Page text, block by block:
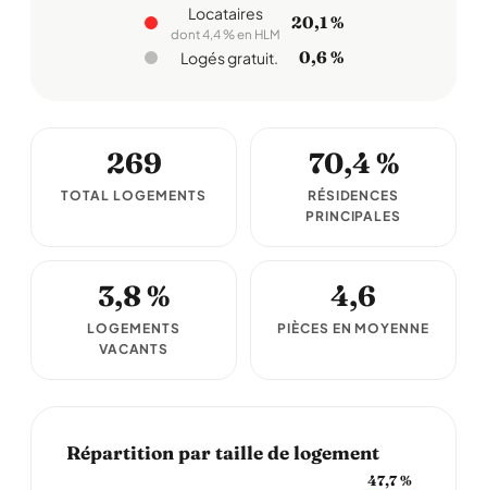
Locataires
dont 4,4 % en HLM
20,1 %
Logés gratuit. 0,6 %
269
TOTAL LOGEMENTS
70,4 %
RÉSIDENCES
PRINCIPALES
3,8 %
LOGEMENTS
VACANTS
4,6
PIÈCES EN MOYENNE
Répartition par taille de logement
47,7 %